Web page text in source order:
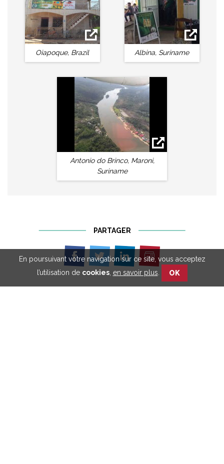
En poursuivant votre navigation sur ce site, vous acceptez
l’utilisation de cookies, en savoir plus OK
Oiapoque, Brazil Albina, Suriname
Antonio do Brinco, Maroni,
Suriname
PARTAGER
Partager
sur
Partager
sur
Partager
sur
Imprimer